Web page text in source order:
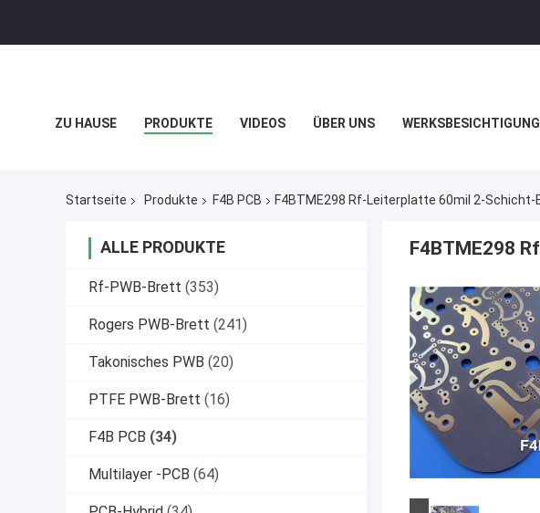
ZU HAUSE PRODUKTE VIDEOS ÜBER UNS WERKSBESICHTIGUNG
Startseite Produkte F4B PCB F4BTME298 Rf-Leiterplatte 60mil 2-Schicht-
ALLE PRODUKTE
Rf-PWB-Brett (353)
Rogers PWB-Brett (241)
Takonisches PWB (20)
PTFE PWB-Brett (16)
F4B PCB (34)
Multilayer -PCB (64)
F4BTME298